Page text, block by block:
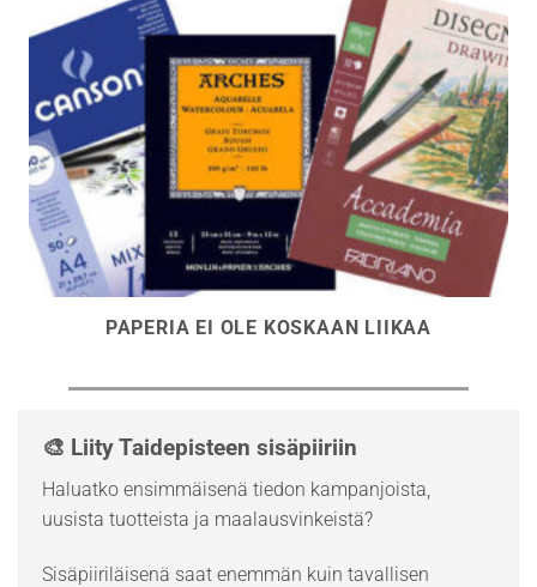
PAPERIA EI OLE KOSKAAN LIIKAA
🎨 Liity Taidepisteen sisäpiiriin
Haluatko ensimmäisenä tiedon kampanjoista,
uusista tuotteista ja maalausvinkeistä?
Sisäpiiriläisenä saat enemmän kuin tavallisen